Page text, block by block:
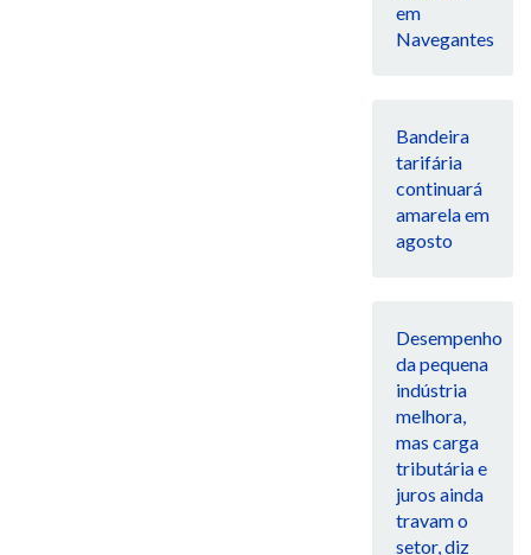
em
Navegantes
Bandeira
tarifária
continuará
amarela em
agosto
Desempenho
da pequena
indústria
melhora,
mas carga
tributária e
juros ainda
travam o
setor, diz